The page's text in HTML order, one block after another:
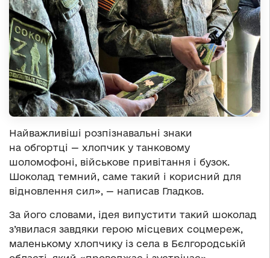
Найважливіші розпізнавальні знаки
на обгортці — хлопчик у танковому
шоломофоні, військове привітання і бузок.
Шоколад темний, саме такий і корисний для
відновлення сил», — написав Гладков.
За його словами, ідея випустити такий шоколад
з’явилася завдяки герою місцевих соцмереж,
маленькому хлопчику із села в Бєлгородській